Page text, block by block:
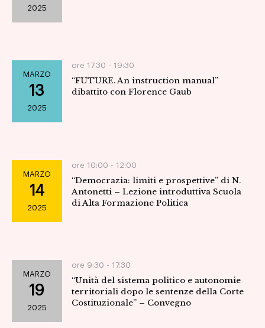
2025
MARZO
13
2025
ore 17:30 - 19:30
“FUTURE. An instruction manual”
dibattito con Florence Gaub
MARZO
14
2025
ore 10:00 - 12:00
“Democrazia: limiti e prospettive” di N.
Antonetti – Lezione introduttiva Scuola
di Alta Formazione Politica
MARZO
19
2025
ore 9:30 - 17:30
“Unità del sistema politico e autonomie
territoriali dopo le sentenze della Corte
Costituzionale” – Convegno